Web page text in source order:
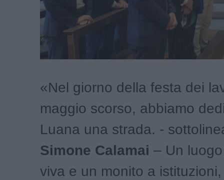
«Nel giorno della festa dei
maggio scorso, abbiamo
Luana una strada. -
Simone Calamai – Un
viva e un monito a